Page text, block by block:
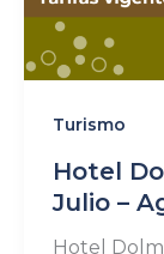
Turismo
Hotel
Julio –
Hotel